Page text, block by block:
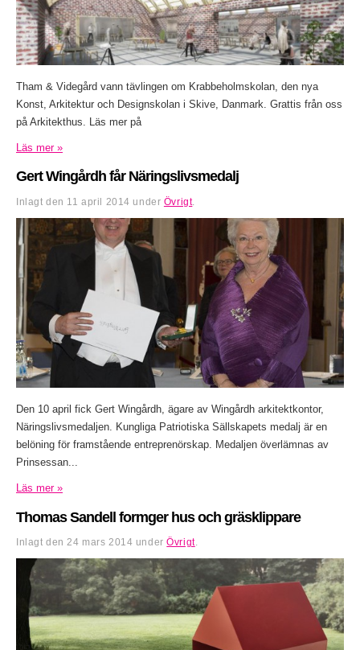
Tham & Videgård vann tävlingen om Krabbeholmskolan, den nya
Konst, Arkitektur och Designskolan i Skive, Danmark. Grattis från oss
på Arkitekthus. Läs mer på
Läs mer »
Gert Wingårdh får Näringslivsmedalj
Inlagt den 11 april 2014 under Övrigt.
Den 10 april fick Gert Wingårdh, ägare av Wingårdh arkitektkontor,
Näringslivsmedaljen. Kungliga Patriotiska Sällskapets medalj är en
belöning för framstående entreprenörskap. Medaljen överlämnas av
Prinsessan...
Läs mer »
Thomas Sandell formger hus och gräsklippare
Inlagt den 24 mars 2014 underÖvrigt.